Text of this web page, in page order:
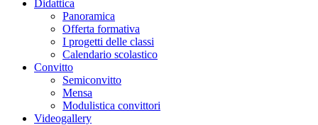
Didattica
Panoramica
Offerta formativa
I progetti delle classi
Calendario scolastico
Convitto
Semiconvitto
Mensa
Modulistica convittori
Videogallery